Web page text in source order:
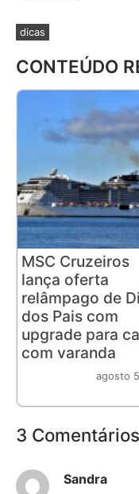
dicas
CONTEÚDO
MSC Cruzeiros
lança oferta
relâmpago de
dos Pais com
upgrade para
com varanda
agosto
3 Comentários
Sandra